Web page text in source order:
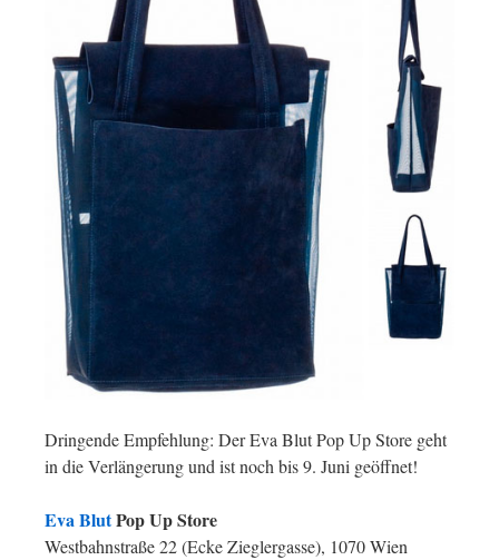
Dringende Empfehlung: Der Eva Blut Pop Up Store geht
in die Verlängerung und ist noch bis 9. Juni geöffnet!
Eva BlutPop Up Store
Westbahnstraße 22 (Ecke Zieglergasse), 1070 Wien